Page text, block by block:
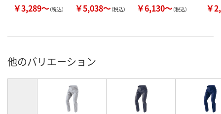
￥3,289～（税込） ￥5,038～（税込） ￥6,130～（税込） ￥
他のバリエーション